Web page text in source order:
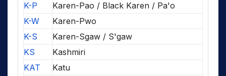
K-P
Karen-Pao / Black Karen / Pa'o
K-W
Karen-Pwo
K-S
Karen-Sgaw / S'gaw
KS
Kashmiri
KAT
Katu